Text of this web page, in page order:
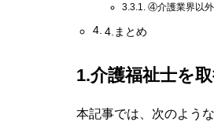
④介護業界以外
4.まとめ
1.介護福祉士を
本記事では、次のよう